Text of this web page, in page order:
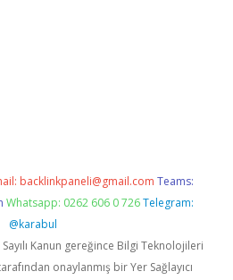
backlinkpaneli@gmail.com Teams:
Whatsapp: 0262 606 0 726 Telegram:
@karabul
Kanun gereğince Bilgi Teknolojileri
onaylanmış bir Yer Sağlayıcı